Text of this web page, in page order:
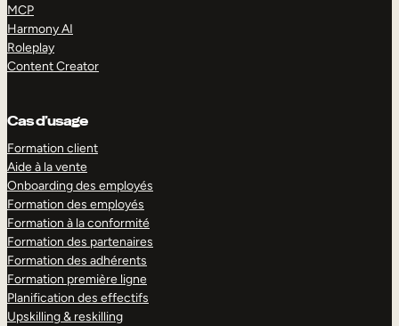
MCP
Harmony AI
Roleplay
Content Creator
Cas d’usage
Formation client
Aide à la vente
Onboarding des employés
Formation des employés
Formation à la conformité
Formation des partenaires
Formation des adhérents
Formation première ligne
Planification des effectifs
Upskilling & reskilling